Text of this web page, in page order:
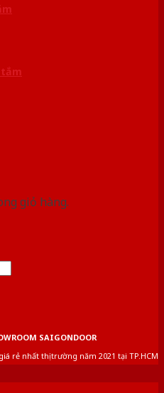
tắm
giỏ hàng.
SAIGONDOOR
rẻ nhất thị trường năm 2021 tại TP.HCM